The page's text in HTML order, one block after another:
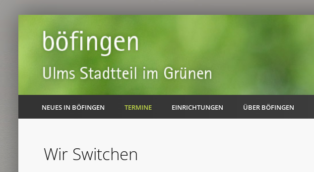
NEUES IN BÖFINGEN TERMINE EINRICHTUNGEN ÜBER BÖFINGEN
Wir Switchen